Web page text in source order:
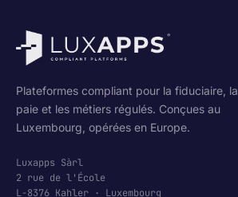
Plateformes compliant pour la fiduciaire, la
paie et les métiers régulés. Conçues au
Luxembourg, opérées en Europe.
Luxapps Sàrl
2 rue de l'École
L-8376 Kahler · Luxembourg